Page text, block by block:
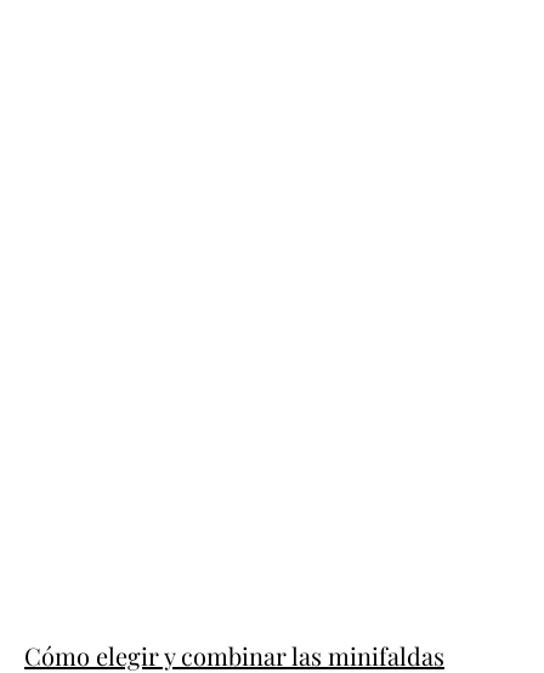
Cómo elegir y combinar las minifaldas